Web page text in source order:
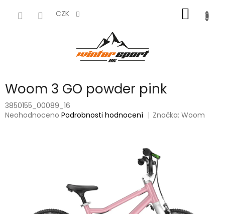
CZK
KOŠÍK
Woom 3 GO powder pink
3850155_00089_16
Průměrné
Neohodnoceno Podrobnosti hodnocení Značka:Woom